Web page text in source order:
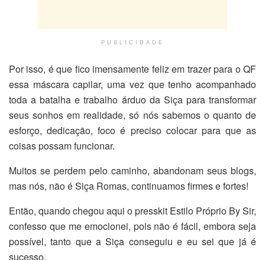
PUBLICIDADE
Por isso, é que fico imensamente feliz em trazer para o QF
essa máscara capilar, uma vez que tenho acompanhado
toda a batalha e trabalho árduo da Siça para transformar
seus sonhos em realidade, só nós sabemos o quanto de
esforço, dedicação, foco é preciso colocar para que as
coisas possam funcionar.
Muitos se perdem pelo caminho, abandonam seus blogs,
mas nós, não é Siça Romas, continuamos firmes e fortes!
Então, quando chegou aqui o presskit Estilo Próprio By Sir,
confesso que me emocionei, pois não é fácil, embora seja
possível, tanto que a Siça conseguiu e eu sei que já é
sucesso.